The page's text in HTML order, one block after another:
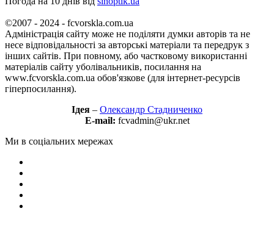
©2007 - 2024 - fcvorskla.com.ua
Адміністрація сайту може не поділяти думки авторів та не
несе відповідальності за авторські матеріали та передрук з
інших сайтів. При повному, або частковому використанні
матеріалів сайту уболівальників, посилання на
www.fcvorskla.com.ua обов'язкове (для інтернет-ресурсів
гіперпосилання).
Ідея – Олександр Стадниченко
E-mail: fcvadmin@ukr.net
Ми в соціальних мережах